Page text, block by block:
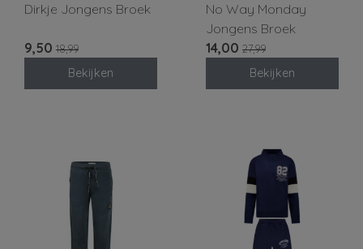
Dirkje Jongens Broek
9,50 18,99
Bekijken
No Way Monday
Jongens Broek
14,00 27,99
Bekijken